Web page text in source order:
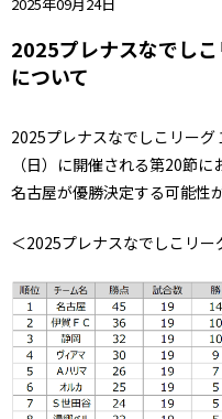
2025プレナスなでし
について
2025プレナスなでしこリー
（日）に開催される第20節
名古屋が優勝決定する可能性
＜2025プレナスなでしこリー